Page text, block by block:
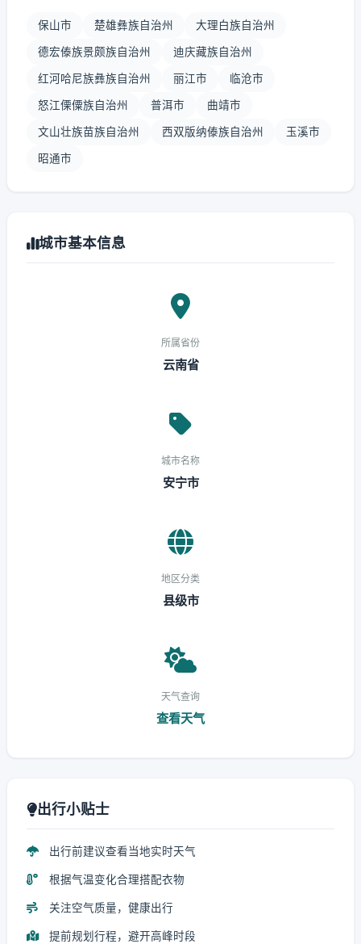
保山市 楚雄彝族自治州 大理白族自治州
德宏傣族景颇族自治州 迪庆藏族自治州
红河哈尼族彝族自治州 丽江市 临沧市
怒江傈僳族自治州 普洱市 曲靖市
文山壮族苗族自治州 西双版纳傣族自治州 玉溪市
昭通市
城市基本信息
所属省份
云南省
城市名称
安宁市
地区分类
县级市
天气查询
查看天气
出行小贴士
出行前建议查看当地实时天气
根据气温变化合理搭配衣物
关注空气质量，健康出行
提前规划行程，避开高峰时段